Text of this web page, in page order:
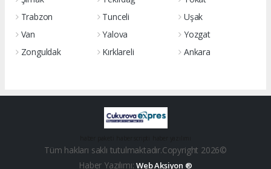
Trabzon
Tunceli
Uşak
Van
Yalova
Yozgat
Zonguldak
Kırklareli Ankara
Tüm hakları saklı tutulmaktadır.Copyright 2026©
Haber Yazılımı:Web Aksiyon ®